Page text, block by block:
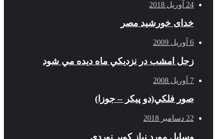
خدای خورشید مصر
زحل امشب در نزديكي ماه ديده مي شود
صور فلكي(دو پیکر – جوزا)
وسایل مورد نیاز کویر نوردی